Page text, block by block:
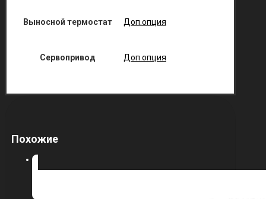
Выносной термостат Доп.опция
Сервопривод Доп.опция
Похожие